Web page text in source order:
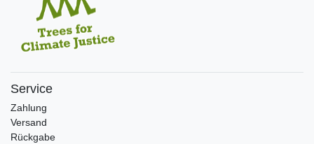
Service
Zahlung
Versand
Rückgabe